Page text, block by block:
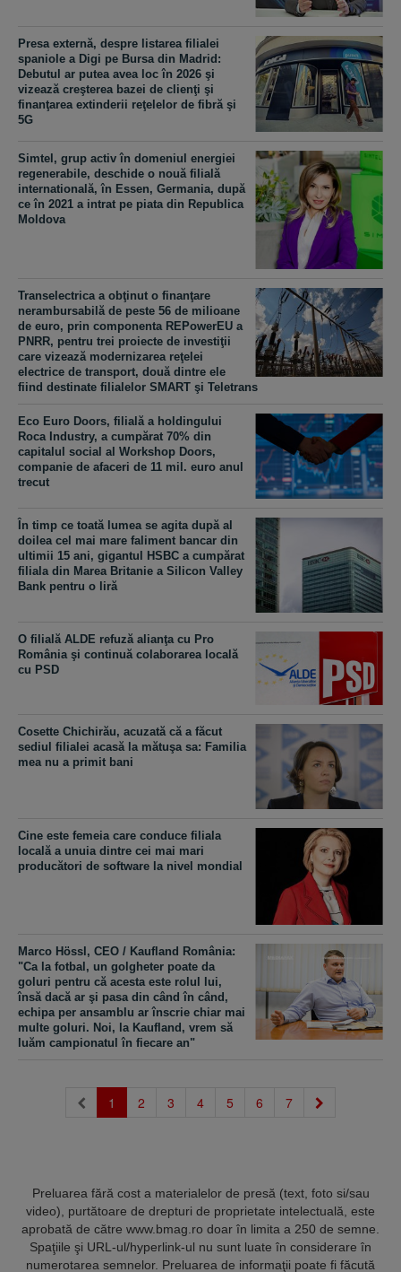
Presa externă, despre listarea filialei
spaniole a Digi pe Bursa din Madrid:
Debutul ar putea avea loc în 2026 şi
vizează creşterea bazei de clienţi şi
finanţarea extinderii reţelelor de fibră şi
5G
Simtel, grup activ în domeniul energiei
regenerabile, deschide o nouă filială
internatională, în Essen, Germania, după
ce în 2021 a intrat pe piata din Republica
Moldova
Transelectrica a obţinut o finanţare
nerambursabilă de peste 56 de milioane
de euro, prin componenta REPowerEU a
PNRR, pentru trei proiecte de investiţii
care vizează modernizarea reţelei
electrice de transport, două dintre ele
fiind destinate filialelor SMART şi Teletrans
Eco Euro Doors, filială a holdingului
Roca Industry, a cumpărat 70% din
capitalul social al Workshop Doors,
companie de afaceri de 11 mil. euro anul
trecut
În timp ce toată lumea se agita după al
doilea cel mai mare faliment bancar din
ultimii 15 ani, gigantul HSBC a cumpărat
filiala din Marea Britanie a Silicon Valley
Bank pentru o liră
O filială ALDE refuză alianţa cu Pro
România şi continuă colaborarea locală
cu PSD
Cosette Chichirău, acuzată că a făcut
sediul filialei acasă la mătuşa sa: Familia
mea nu a primit bani
Cine este femeia care conduce filiala
locală a unuia dintre cei mai mari
producători de software la nivel mondial
Marco Hössl, CEO / Kaufland România:
"Ca la fotbal, un golgheter poate da
goluri pentru că acesta este rolul lui,
însă dacă ar şi pasa din când în când,
echipa per ansamblu ar înscrie chiar mai
multe goluri. Noi, la Kaufland, vrem să
luăm campionatul în fiecare an"
1 (current)
2 3 4 5 6 7
Preluarea fără cost a materialelor de presă (text, foto si/sau
video), purtătoare de drepturi de proprietate intelectuală, este
aprobată de către www.bmag.ro doar în limita a 250 de semne.
Spaţiile şi URL-ul/hyperlink-ul nu sunt luate în considerare în
numerotarea semnelor. Preluarea de informaţii poate fi făcută